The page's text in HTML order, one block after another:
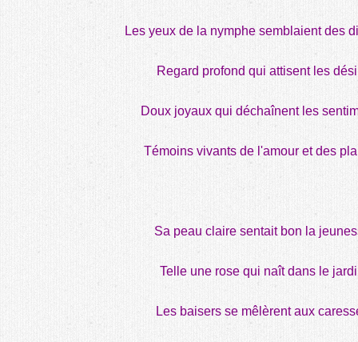
Les yeux de la nymphe semblaient des
Regard profond qui attisent les
Doux joyaux qui déchaînent les
Témoins vivants de l'amour et des
Sa peau claire sentait bon la
Telle une rose qui naît dans le
Les baisers se mêlèrent aux